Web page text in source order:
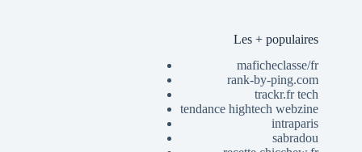
Les + populaires
maficheclasse/fr
rank-by-ping.com
trackr.fr tech
tendance hightech webzine
intraparis
sabradou